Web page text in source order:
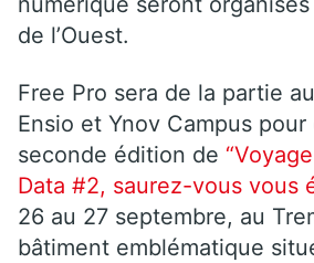
de l’Ouest.
Free Pro sera de la partie
Ensio et Ynov Campus pour
seconde édition de
Data #2, saurez-vous vous
26 au 27 septembre, au
bâtiment emblématique